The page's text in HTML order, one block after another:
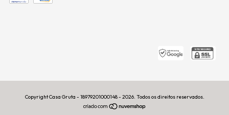
Copyright Casa Gruta - 18979201000148 - 2026. Todos os direitos reservados.